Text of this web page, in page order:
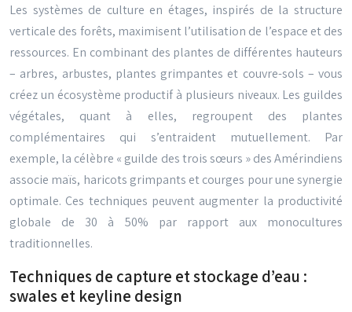
Les systèmes de culture en étages, inspirés de la structure
verticale des forêts, maximisent l’utilisation de l’espace et des
ressources. En combinant des plantes de différentes hauteurs
– arbres, arbustes, plantes grimpantes et couvre-sols – vous
créez un écosystème productif à plusieurs niveaux. Les guildes
végétales, quant à elles, regroupent des plantes
complémentaires qui s’entraident mutuellement. Par
exemple, la célèbre « guilde des trois sœurs » des Amérindiens
associe maïs, haricots grimpants et courges pour une synergie
optimale. Ces techniques peuvent augmenter la productivité
globale de 30 à 50% par rapport aux monocultures
traditionnelles.
Techniques de capture et stockage d’eau :
swales et keyline design